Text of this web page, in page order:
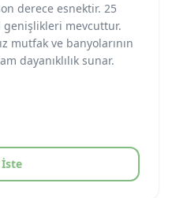
derece esnektir. 25
genişlikleri mevcuttur.
mutfak ve banyolarının
dayanıklılık sunar.